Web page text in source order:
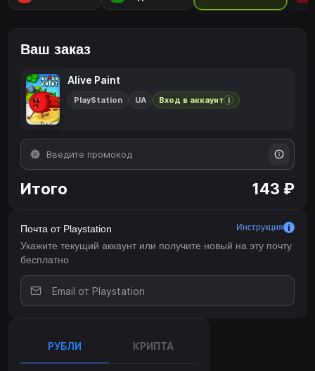
Наслаждайтесь расслабляющей игрой для всей семьи с
простая и понятная для игроков всех возрастов!Этот продукт
дает вам право загрузить как цифровую версию игры для
PS4™‎, так и цифровую версию игры для PS5™.
Ваш заказ
Alive Paint
PlayStation UA Вход в аккаунт i
Итого 143 ₽
Почта от Playstation
Укажите текущий аккаунт или получите новый на эту почту
бесплатно
Инструкция
РУБЛИ КРИПТА